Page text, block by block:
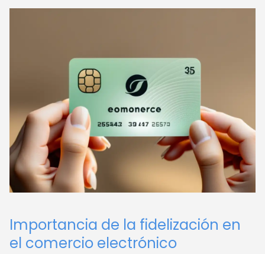
Importancia de la fidelización en
el comercio electrónico